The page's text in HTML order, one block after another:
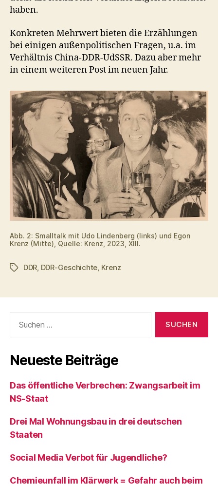
haben.
Konkreten Mehrwert bieten die Erzählungen
bei einigen außenpolitischen Fragen, u.a. im
Verhältnis China-DDR-UdSSR. Dazu aber mehr
in einem weiteren Post im neuen Jahr.
Abb. 2: Smalltalk mit Udo Lindenberg (links) und Egon
Krenz (Mitte), Quelle: Krenz, 2023, XIII.
Schlagwörter
DDR DDR-Geschichte Krenz
nach:
Neueste Beiträge
Das öffentliche Verbrechen: Zwangsarbeit im
NS-Staat
Drei Mal Wohnungsbau in drei deutschen
Staaten
Social Media Verbot für Jugendliche?
Chemieunfall im Klärwerk = Gefahr auch beim